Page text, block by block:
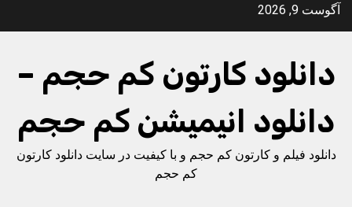
Skipآگوست 9, 2026
دانلود کارتون کم حجم –
دانلود انیمیشن کم حجم
دانلود فیلم و کارتون کم حجم و با کیفیت در سایت دانلود کارتون
کم حجم